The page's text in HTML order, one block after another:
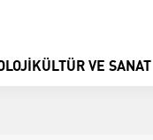
KÜLTÜR VE SANAT